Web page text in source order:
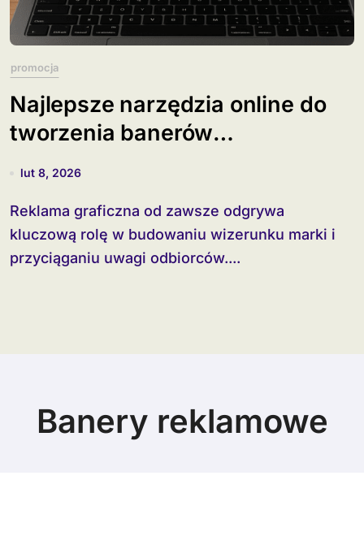
promocja
Najlepsze narzędzia online do
tworzenia banerów
reklamowych
lut 8, 2026
Reklama graficzna od zawsze odgrywa
kluczową rolę w budowaniu wizerunku marki i
przyciąganiu uwagi odbiorców....
Banery reklamowe